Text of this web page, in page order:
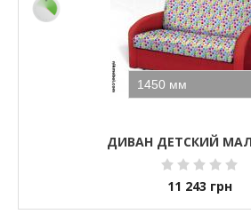
ДИВАН ДЕТСКИЙ
11 243 грн